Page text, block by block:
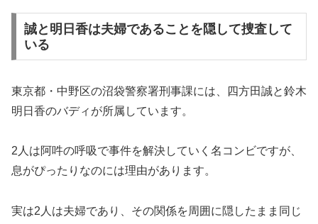
誠と明日香は夫婦であることを隠して捜査して
いる
東京都・中野区の沼袋警察署刑事課には、四方田誠と鈴木
明日香のバディが所属しています。
2人は阿吽の呼吸で事件を解決していく名コンビですが、
息がぴったりなのには理由があります。
実は2人は夫婦であり、その関係を周囲に隠したまま同じ